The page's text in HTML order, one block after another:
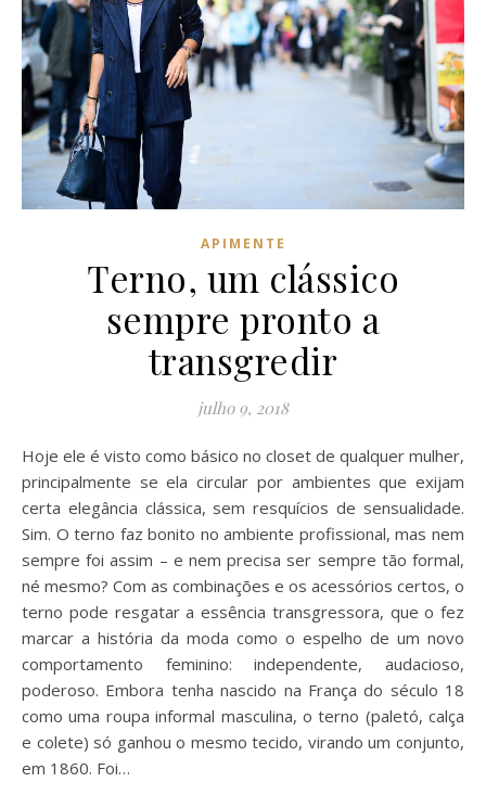
APIMENTE
Terno, um clássico
sempre pronto a
transgredir
julho 9, 2018
Hoje ele é visto como básico no closet de qualquer mulher,
principalmente se ela circular por ambientes que exijam
certa elegância clássica, sem resquícios de sensualidade.
Sim. O terno faz bonito no ambiente profissional, mas nem
sempre foi assim – e nem precisa ser sempre tão formal,
né mesmo? Com as combinações e os acessórios certos, o
terno pode resgatar a essência transgressora, que o fez
marcar a história da moda como o espelho de um novo
comportamento feminino: independente, audacioso,
poderoso. Embora tenha nascido na França do século 18
como uma roupa informal masculina, o terno (paletó, calça
e colete) só ganhou o mesmo tecido, virando um conjunto,
em 1860. Foi…